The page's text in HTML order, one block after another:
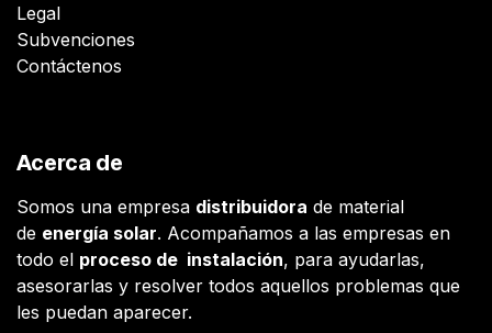
Legal
Subvenciones
Contáctenos
Acerca de
Somos una empresa distribuidora de material
de energía solar. Acompañamos a las empresas en
todo el proceso de instalación, para ayudarlas,
asesorarlas y resolver todos aquellos problemas que
les puedan aparecer.